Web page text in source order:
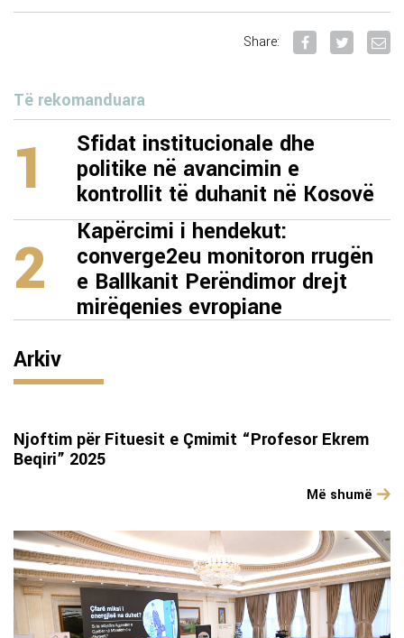
Share:
Të rekomanduara
1
Sfidat institucionale dhe
politike në avancimin e
kontrollit të duhanit në Kosovë
2
Kapërcimi i hendekut:
converge2eu monitoron rrugën
e Ballkanit Perëndimor drejt
mirëqenies evropiane
Arkiv
Njoftim për Fituesit e Çmimit “Profesor Ekrem
Beqiri” 2025
Më shumë